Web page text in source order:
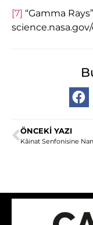
[7] “Gamma
ÖNCEKI YAZI